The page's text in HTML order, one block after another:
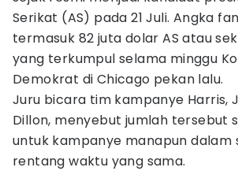
Serikat (AS) pada 21 Juli. Angka
termasuk 82 juta dolar AS atau
yang terkumpul selama minggu
Demokrat di Chicago pekan lalu.
Juru bicara tim kampanye Harris,
Dillon, menyebut jumlah tersebut
untuk kampanye manapun dalam
rentang waktu yang sama.